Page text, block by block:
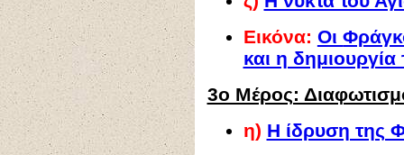
Εικόνα: Οι
και η
3ο Μέρος:
η) Η ίδρυση της